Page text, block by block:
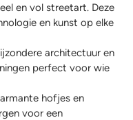
en vol streetart. Deze
en kunst op elke
architectuur en
perfect voor wie
hofjes en
voor een